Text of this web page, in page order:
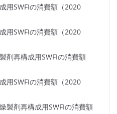
用SWFIの消費額（2020
用SWFIの消費額（2020
剤再構成用SWFIの消費額
用SWFIの消費額（2020
製剤再構成用SWFIの消費額